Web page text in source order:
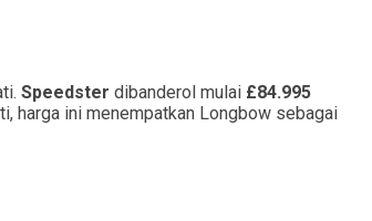
Speedster dibanderol mulai £84.995
harga ini menempatkan Longbow sebagai